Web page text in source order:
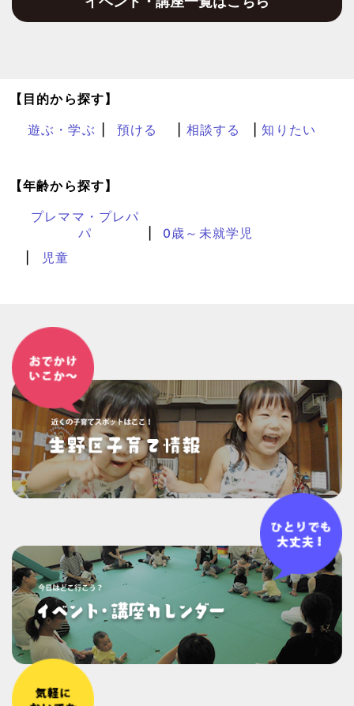
【目的から探す】
遊ぶ・学ぶ 預ける 相談する 知りたい
【年齢から探す】
プレママ・プレパ
パ
0歳～未就学児
児童